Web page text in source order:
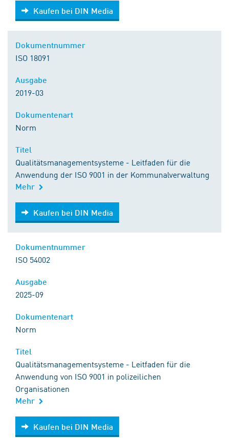
Kaufen bei DIN Media
Kaufen bei DIN Media
ISO 18091
2019-03
Norm
Qualitätsmanagementsysteme - Leitfaden für die
Anwendung der ISO 9001 in der Kommunalverwaltung
Mehr
Kaufen bei DIN Media
Kaufen bei DIN Media
ISO 54002
2025-09
Norm
Qualitätsmanagementsysteme - Leitfaden für die
Anwendung von ISO 9001 in polizeilichen
Organisationen
Mehr
Kaufen bei DIN Media
Kaufen bei DIN Media